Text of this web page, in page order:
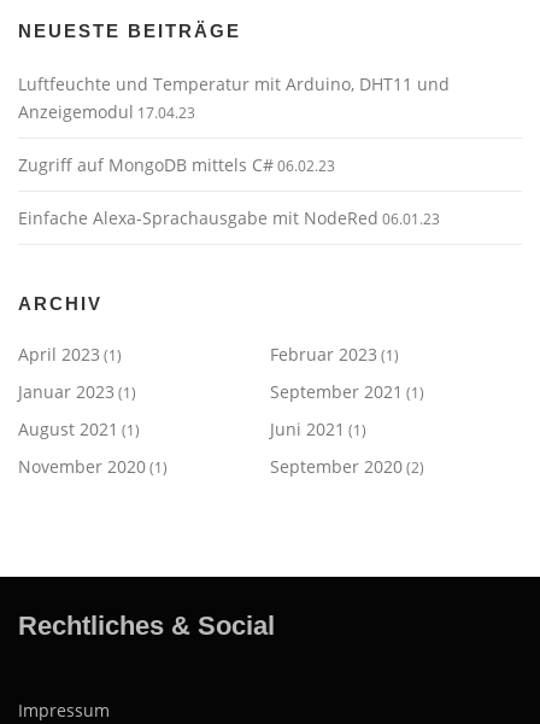
NEUESTE BEITRÄGE
Luftfeuchte und Temperatur mit Arduino, DHT11 und
Anzeigemodul 17.04.23
Zugriff auf MongoDB mittels C#06.02.23
Einfache Alexa-Sprachausgabe mit NodeRed 06.01.23
ARCHIV
April 2023 (1) Februar 2023 (1)
Januar 2023 (1) September 2021 (1)
August 2021 (1) Juni 2021 (1)
November 2020(1) September 2020(2)
Rechtliches & Social
Impressum